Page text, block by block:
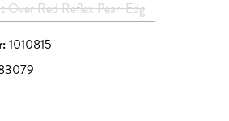
Over Red Reflex Pearl Edg
(Diese Option ist zurzeit nicht verfügbar.)
1010815